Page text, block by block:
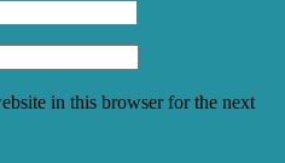
in this browser for the next